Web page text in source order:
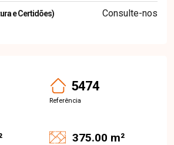
e Certidões) Consulte-nos
5474
Referência
375.00 m²